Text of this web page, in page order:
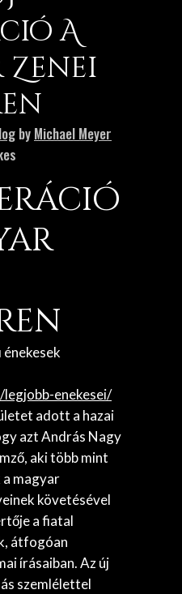
A
by Michael Meyer
enekesei/
adott a hazai
azt András Nagy
aki több mint
magyar
követésével
a fiatal
átfogóan
írásaiban. Az új
szemlélettel